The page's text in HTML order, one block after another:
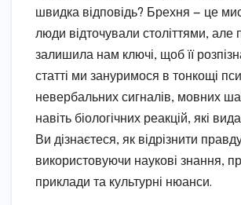
швидка відповідь? Брехня — це
люди відточували століттями, але
залишила нам ключі, щоб її
статті ми зануримося в тонкощі
невербальних сигналів, мовних
навіть біологічних реакцій, які
Ви дізнаєтеся, як відрізнити
використовуючи наукові знання,
приклади та культурні нюанси.